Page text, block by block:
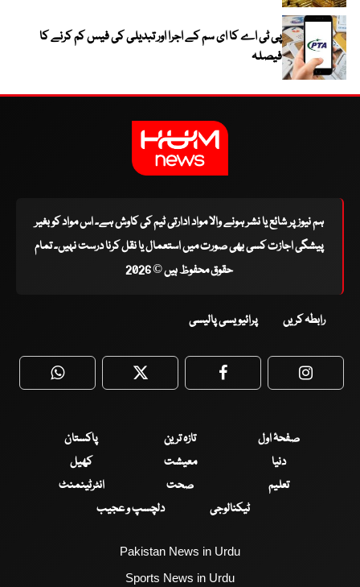
پی ٹی اے کا ای سم کے اجرا اور تبدیلی کی فیس کم کرنے کا
فیصلہ
ہم نیوز پر شائع یا نشر ہونے والا مواد ادارتی ٹیم کی کاوش ہے۔ اس مواد کو بغیر
پیشگی اجازت کسی بھی صورت میں استعمال یا نقل کرنا درست نہیں۔ تمام
حقوق محفوظ ہیں © 2026
رابطہ کریں پرائیویسی پالیسی
WhatsApp Twitter Facebook
صفحۂ اول تازہ ترین
پاکستان
دنیا
معیشت
کھیل
تعلیم
صحت
انٹرٹینمنٹ
ٹیکنالوجی
دلچسپ و عجیب
Pakistan News in Urdu
Sports News in Urdu